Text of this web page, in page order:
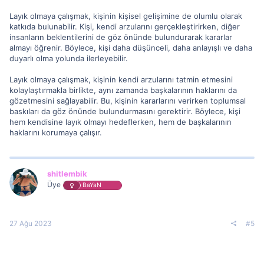
Layık olmaya çalışmak, kişinin kişisel gelişimine de olumlu olarak
katkıda bulunabilir. Kişi, kendi arzularını gerçekleştirirken, diğer
insanların beklentilerini de göz önünde bulundurarak kararlar
almayı öğrenir. Böylece, kişi daha düşünceli, daha anlayışlı ve daha
duyarlı olma yolunda ilerleyebilir.
Layık olmaya çalışmak, kişinin kendi arzularını tatmin etmesini
kolaylaştırmakla birlikte, aynı zamanda başkalarının haklarını da
gözetmesini sağlayabilir. Bu, kişinin kararlarını verirken toplumsal
baskıları da göz önünde bulundurmasını gerektirir. Böylece, kişi
hem kendisine layık olmayı hedeflerken, hem de başkalarının
haklarını korumaya çalışır.
shitlembik
Üye BaYaN
27 Ağu 2023 #5